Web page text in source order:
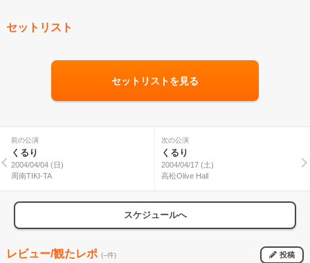
セットリスト
セットリストを見る
前の公演
くるり
2004/04/04 (日)
周南TIKI-TA
次の公演
くるり
2004/04/17 (土)
高松Olive Hall
スケジュールへ
レビュー/観たレポ (--件) 投稿